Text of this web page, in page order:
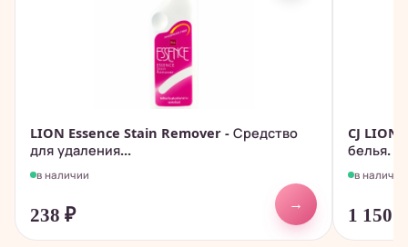
LION Essence Stain Remover - Средство
для удаления...
в наличии
238 ₽
→
CJ LION
белья.
в наличии
1 150